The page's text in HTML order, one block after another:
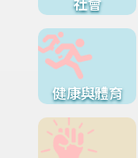
健康與體育